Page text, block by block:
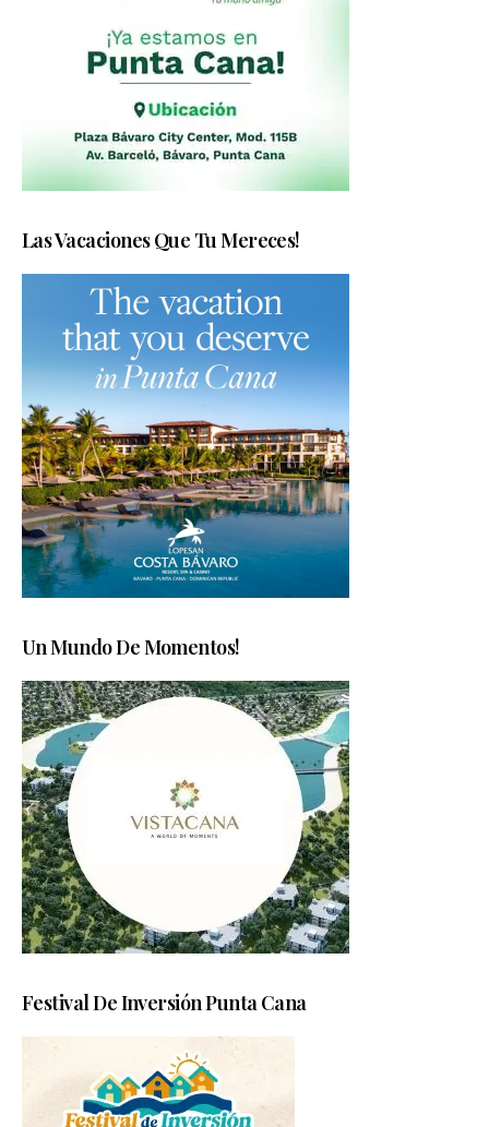
Las Vacaciones Que Tu Mereces!
Un Mundo De Momentos!
Festival De Inversión Punta Cana